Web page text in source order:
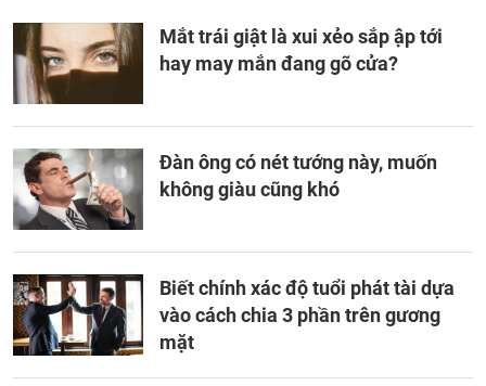
Mắt trái giật là xui xẻo sắp ập tới
hay may mắn đang gõ cửa?
Đàn ông có nét tướng này, muốn
không giàu cũng khó
Biết chính xác độ tuổi phát tài dựa
vào cách chia 3 phần trên gương
mặt